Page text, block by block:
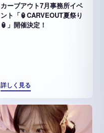
カーブアウト7月事務所イベ
ント「🏮CARVEOUT夏祭り
🏮」開催決定！
詳しく見る